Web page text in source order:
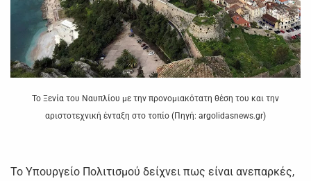
Το Ξενία του Ναυπλίου με την προνομιακότατη θέση του και την
αριστοτεχνική ένταξη στο τοπίο (Πηγή: argolidasnews.gr)
Το Υπουργείο Πολιτισμού δείχνει πως είναι ανεπαρκές,